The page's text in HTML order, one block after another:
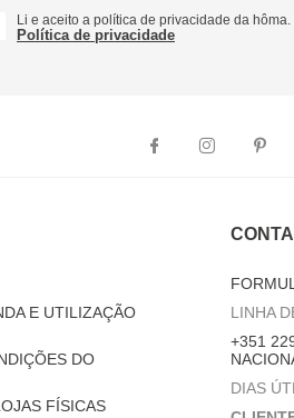
Li e aceito a política de privacidade da hôma.
Política de privacidade
E UTILIZAÇÃO
DO
FÍSICAS
LINHA
+351
DIAS